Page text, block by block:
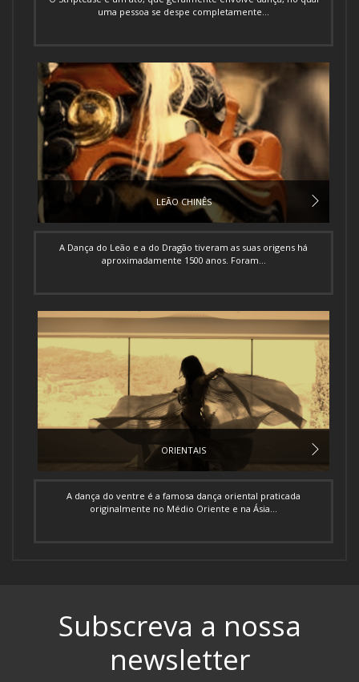
uma pessoa se despe completamente...
LEÃO CHINÊS
A Dança do Leão e a do Dragão tiveram as suas origens há
aproximadamente 1500 anos. Foram...
ORIENTAIS
A dança do ventre é a famosa dança oriental praticada
originalmente no Médio Oriente e na Ásia...
Subscreva a nossa
newsletter